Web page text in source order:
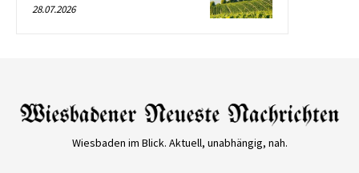
28.07.2026
Wiesbaden im Blick. Aktuell, unabhängig, nah.